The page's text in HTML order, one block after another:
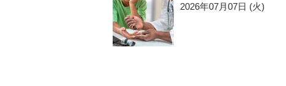
2026年07月07日 (火)